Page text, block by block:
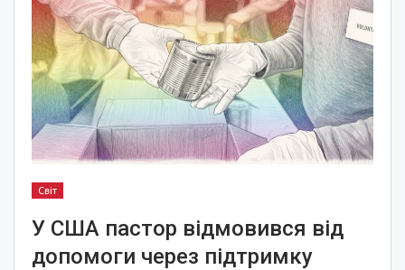
Світ
У США пастор відмовився від
допомоги через підтримку